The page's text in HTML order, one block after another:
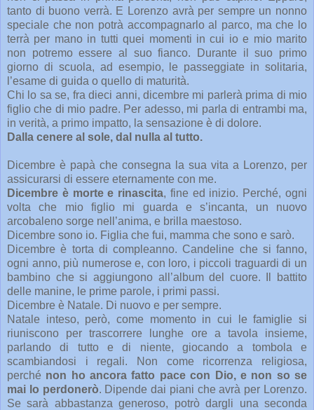
tanto di buono verrà. E Lorenzo avrà per sempre un nonno
speciale che non potrà accompagnarlo al parco, ma che lo
terrà per mano in tutti quei momenti in cui io e mio marito
non potremo essere al suo fianco. Durante il suo primo
giorno di scuola, ad esempio, le passeggiate in solitaria,
l’esame di guida o quello di maturità.
Chi lo sa se, fra dieci anni, dicembre mi parlerà prima di mio
figlio che di mio padre. Per adesso, mi parla di entrambi ma,
in verità, a primo impatto, la sensazione è di dolore.
Dalla cenere al sole, dal nulla al tutto.
Dicembre è papà che consegna la sua vita a Lorenzo, per
assicurarsi di essere eternamente con me.
Dicembre è morte e rinascita, fine ed inizio. Perché, ogni
volta che mio figlio mi guarda e s’incanta, un nuovo
arcobaleno sorge nell’anima, e brilla maestoso.
Dicembre sono io. Figlia che fui, mamma che sono e sarò.
Dicembre è torta di compleanno. Candeline che si fanno,
ogni anno, più numerose e, con loro, i piccoli traguardi di un
bambino che si aggiungono all’album del cuore. Il battito
delle manine, le prime parole, i primi passi.
Dicembre è Natale. Di nuovo e per sempre.
Natale inteso, però, come momento in cui le famiglie si
riuniscono per trascorrere lunghe ore a tavola insieme,
parlando di tutto e di niente, giocando a tombola e
scambiandosi i regali. Non come ricorrenza religiosa,
perché non ho ancora fatto pace con Dio, e non so se
mai lo perdonerò. Dipende dai piani che avrà per Lorenzo.
Se sarà abbastanza generoso, potrò dargli una seconda